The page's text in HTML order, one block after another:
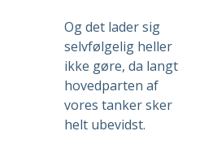
Og det lader sig
selvfølgelig heller
ikke gøre, da langt
hovedparten af
vores tanker sker
helt ubevidst.